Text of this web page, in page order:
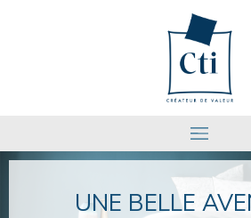
UNE BELLE